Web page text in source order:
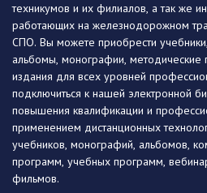
техникумов и их филиалов, а так же
работающих на железнодорожном
СПО. Вы можете приобрести
альбомы, монографии, методические
издания для всех уровней
подключиться к нашей электронной
повышения квалификации и
применением дистанционных
учебников, монографий, альбомов,
программ, учебных программ,
фильмов.